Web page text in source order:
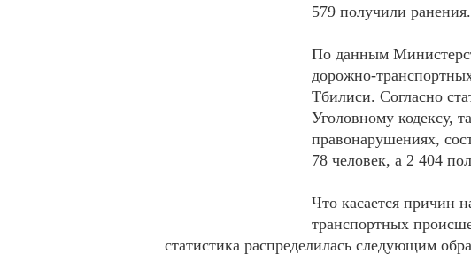
579 получили ранения.
По данным
дорожно-
Тбилиси. Согласно
Уголовному кодексу,
правонарушениях,
78 человек, а 2 404
Что касается причин
транспортных
статистика распределилась следующим